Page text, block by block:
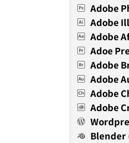
Adobe
Adobe
Adobe
Adoe
Adobe
Adobe
Adobe
Adobe
Blender